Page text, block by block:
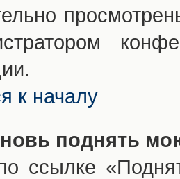
к началу
поднять
ссылке